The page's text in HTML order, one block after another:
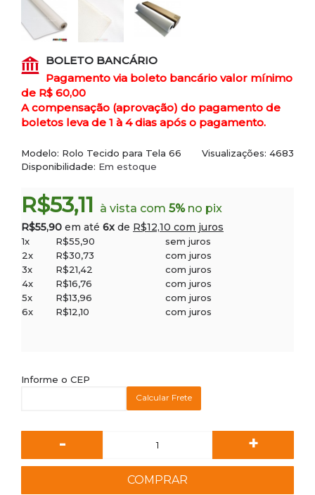
BOLETO BANCÁRIO
Pagamento via boleto bancário valor mínimo
de R$ 60,00
A compensação (aprovação) do pagamento de
boletos leva de 1 à 4 dias após o pagamento.
Visualizações: 4683
Modelo: Rolo Tecido para Tela 66
Disponibilidade: Em estoque
R$53,11 à vista com 5%no pix
R$55,90 em até 6x de R$12,10 com juros
1x R$55,90
sem juros
2x
R$30,73
com juros
3x
R$21,42
com juros
4x
R$16,76
com juros
5x
R$13,96
com juros
6x
R$12,10 com juros
Informe o CEP
Calcular Frete
- +
COMPRAR